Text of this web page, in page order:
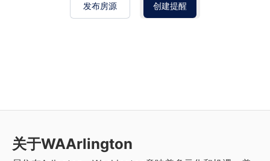
发布房源 创建提醒
关于WAArlington